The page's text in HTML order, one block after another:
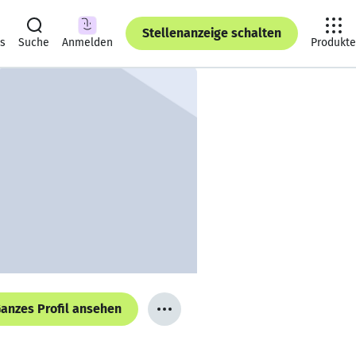
Suche Anmelden
Stellenanzeige schalten
Produkte
Profil ansehen